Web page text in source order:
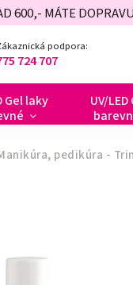
600,- MÁTE
podpora:
724 707
Gel laky
UV/
pedikúra -